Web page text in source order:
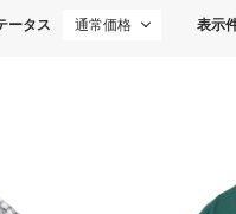
ータス 表示